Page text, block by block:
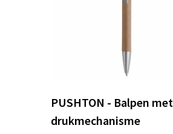
PUSHTON - Balpen met
drukmechanisme